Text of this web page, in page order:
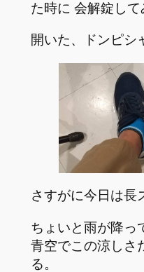
た時に 会解錠して
開いた、ドンピシ
さすがに今日は長
ちょいと雨が降っ
青空でこの涼しさ
る。